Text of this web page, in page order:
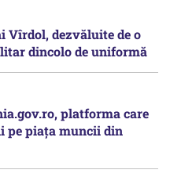
Vîrdol, dezvăluite de o
dincolo de uniformă
platforma care
pe piața muncii din